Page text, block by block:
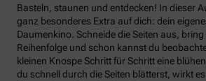
Basteln, staunen und entdecken! In dieser
ganz besonderes Extra auf dich: dein
Daumenkino. Schneide die Seiten aus,
Reihenfolge und schon kannst du
kleinen Knospe Schritt für Schritt eine
du schnell durch die Seiten blätterst, wirkt